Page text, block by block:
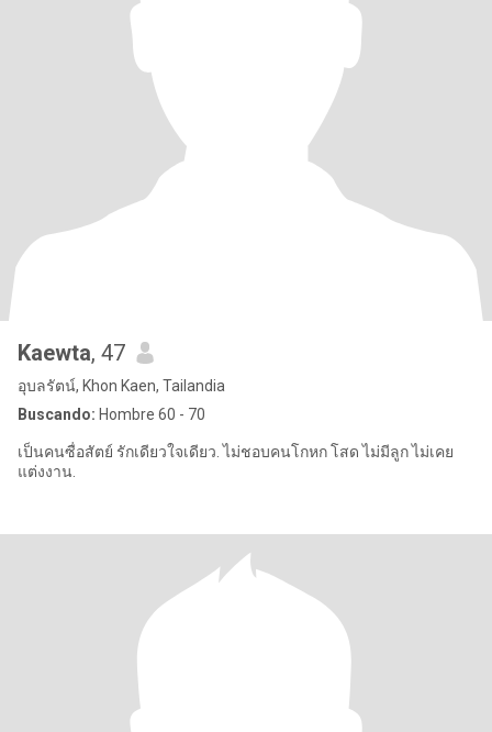
Kaewta, 47
อุบลรัตน์, Khon Kaen, Tailandia
Buscando: Hombre 60 - 70
เป็นคนซื่อสัตย์ รักเดียวใจเดียว. ไม่ชอบคนโกหก โสด ไม่มีลูก ไม่เคย
แต่งงาน.